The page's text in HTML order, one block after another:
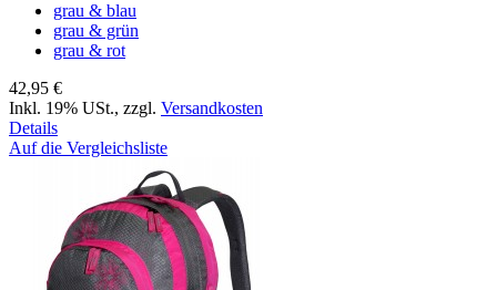
grau & blau
grau & grün
grau & rot
42,95 €
Inkl. 19% USt., zzgl. Versandkosten
Details
Auf die Vergleichsliste